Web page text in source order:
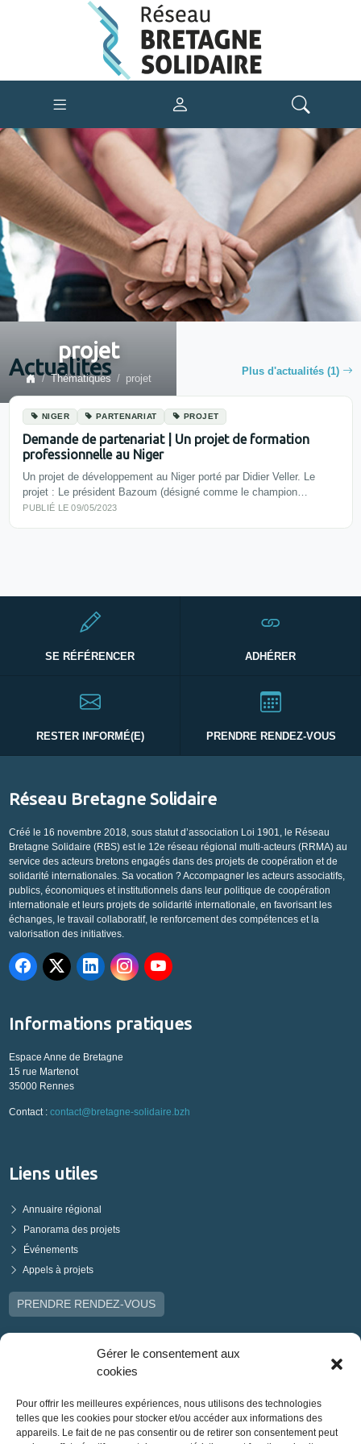
Gérer le consentement aux
cookies
Pour offrir les meilleures expériences, nous utilisons des technologies
telles que les cookies pour stocker et/ou accéder aux informations des
appareils. Le fait de ne pas consentir ou de retirer son consentement peut
projet
Thématiques projet
Actualités Plus d'actualités (1)
NIGER PARTENARIAT PROJET
Demande de partenariat | Un projet de formation
professionnelle au Niger
Un projet de développement au Niger porté par Didier Veller. Le
projet : Le président Bazoum (désigné comme le champion…
PUBLIÉ LE 09/05/2023
SE RÉFÉRENCER ADHÉRER
RESTER INFORMÉ(E) PRENDRE RENDEZ-VOUS
Réseau Bretagne Solidaire
Créé le 16 novembre 2018, sous statut d’association Loi 1901, le Réseau
Bretagne Solidaire (RBS) est le 12e réseau régional multi-acteurs (RRMA) au
service des acteurs bretons engagés dans des projets de coopération et de
solidarité internationales. Sa vocation ? Accompagner les acteurs associatifs,
publics, économiques et institutionnels dans leur politique de coopération
internationale et leurs projets de solidarité internationale, en favorisant les
échanges, le travail collaboratif, le renforcement des compétences et la
valorisation des initiatives.
Informations pratiques
Espace Anne de Bretagne
15 rue Martenot
35000 Rennes
Contact : contact@bretagne-solidaire.bzh
Liens utiles
Annuaire régional
Panorama des projets
Événements
Appels à projets
PRENDRE RENDEZ-VOUS